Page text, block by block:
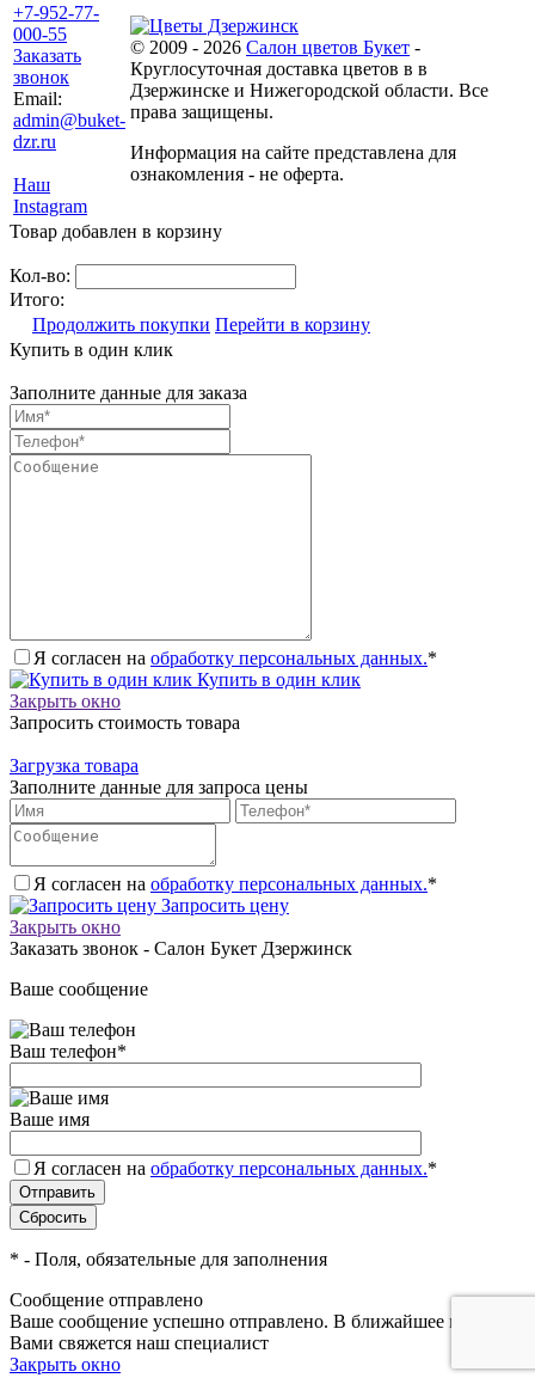
+7-952-77-
000-55
Заказать
звонок
Email:
admin@buket-
dzr.ru
Наш
Instagram
© 2009 - 2026 Салон цветов Букет -
Круглосуточная доставка цветов в в
Дзержинске и Нижегородской области. Все
права защищены.
Информация на сайте представлена для
ознакомления - не оферта.
Товар добавлен в корзину
Кол-во:
Итого:
Продолжить покупки Перейти в корзину
Купить в один клик
Заполните данные для заказа
Я согласен на обработку персональных данных.*
Купить в один клик
Закрыть окно
Запросить стоимость товара
Загрузка товара
Заполните данные для запроса цены
Я согласен на обработку персональных данных.*
Запросить цену
Закрыть окно
Заказать звонок - Салон Букет Дзержинск
Ваше сообщение
Ваш телефон*
Ваше имя
Я согласен на обработку персональных данных.*
* - Поля, обязательные для заполнения
Сообщение отправлено
Ваше сообщение успешно отправлено. В ближайшее время с
Вами свяжется наш специалист
Закрыть окно